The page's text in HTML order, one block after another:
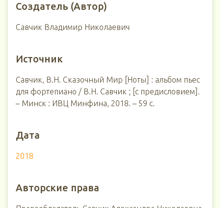
Создатель (Автор)
Савчик Владимир Николаевич
Источник
Савчик, В.Н. Сказочный Мир [Ноты] : альбом пьес
для фортепиано / В.Н. Савчик ; [с предисловием].
– Минск : ИВЦ Минфина, 2018. – 59 с.
Дата
2018
Авторские права